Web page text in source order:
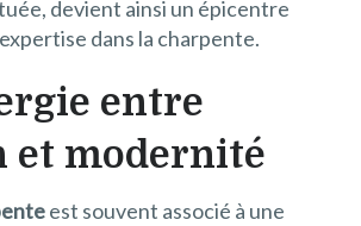
devient ainsi un épicentre
dans la charpente.
entre
et modernité
est souvent associé à une